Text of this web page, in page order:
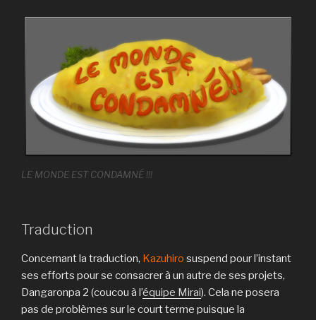
LE MONDE EST CONDAMNÉ !!!
Traduction
Concernant la traduction, Kazuhiro suspend pour l’instant
ses efforts pour se consacrer à un autre de ses projets,
Dangaronpa 2 (coucou à l’équipe Mirai). Cela ne posera
pas de problèmes sur le court terme puisque la